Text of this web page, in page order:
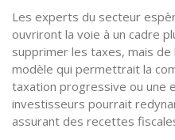
Les experts du secteur
ouvriront la voie à un cadre
supprimer les taxes, mais
modèle qui permettrait la
taxation progressive ou une
investisseurs pourrait
assurant des recettes